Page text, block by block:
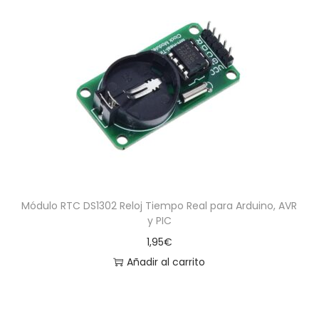
Módulo RTC DS1302 Reloj Tiempo Real para Arduino, AVR
y PIC
1,95€
Añadir al carrito